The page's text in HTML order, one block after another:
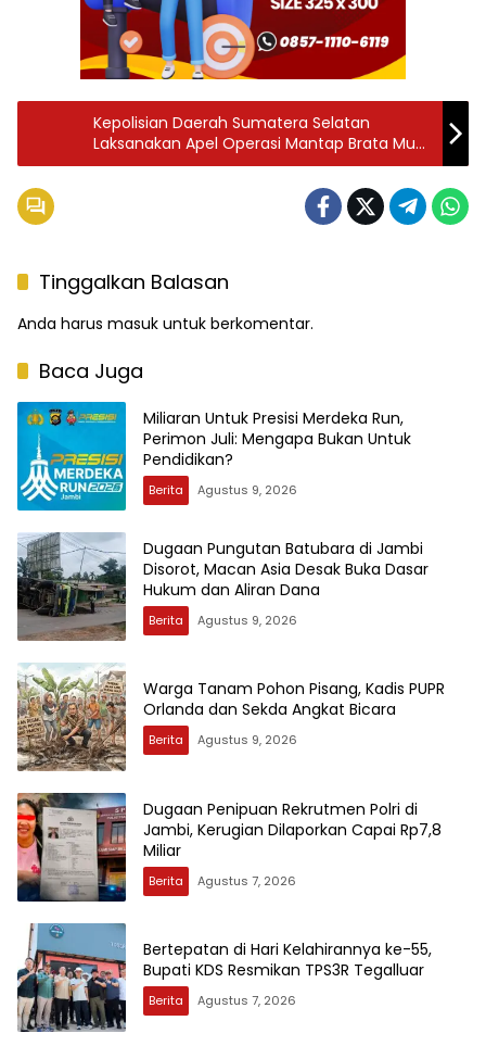
Kepolisian Daerah Sumatera Selatan
Laksanakan Apel Operasi Mantap Brata Musi
2023-2024
Tinggalkan Balasan
Anda harus masuk untuk berkomentar.
Baca Juga
Miliaran Untuk Presisi Merdeka Run,
Perimon Juli: Mengapa Bukan Untuk
Pendidikan?
Berita Agustus 9, 2026
Dugaan Pungutan Batubara di Jambi
Disorot, Macan Asia Desak Buka Dasar
Hukum dan Aliran Dana
Berita Agustus 9, 2026
Warga Tanam Pohon Pisang, Kadis PUPR
Orlanda dan Sekda Angkat Bicara
Berita Agustus 9, 2026
Dugaan Penipuan Rekrutmen Polri di
Jambi, Kerugian Dilaporkan Capai Rp7,8
Miliar
Berita Agustus 7, 2026
Bertepatan di Hari Kelahirannya ke-55,
Bupati KDS Resmikan TPS3R Tegalluar
Berita Agustus 7, 2026